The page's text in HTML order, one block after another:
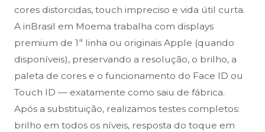
cores distorcidas, touch impreciso e vida útil curta.
A inBrasil em Moema trabalha com displays
premium de 1ª linha ou originais Apple (quando
disponíveis), preservando a resolução, o brilho, a
paleta de cores e o funcionamento do Face ID ou
Touch ID — exatamente como saiu de fábrica.
Após a substituição, realizamos testes completos:
brilho em todos os níveis, resposta do toque em